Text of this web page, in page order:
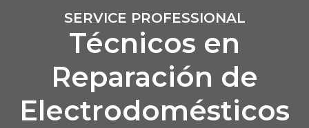
SERVICE PROFESSIONAL
Técnicos en
Reparación de
Electrodomésticos